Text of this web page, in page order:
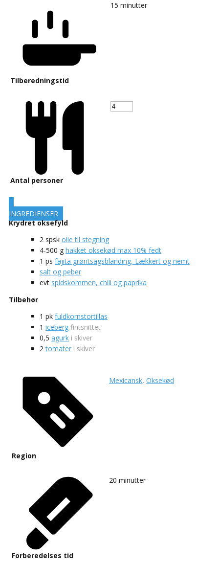
Tilberedningstid
15 minutter
Antal personer
INGREDIENSER
Krydret oksefyld
2 spsk olie til stegning
4-500 g hakket oksekød max 10% fedt
1 ps fajita grøntsagsblanding, Lækkert og nemt
salt og peber
evt spidskommen, chili og paprika
Tilbehør
1 pk fuldkornstortillas
1 iceberg fintsnittet
0,5 agurk i skiver
2 tomater i skiver
Region
Mexicansk, Oksekød
Forberedelses tid
20 minutter